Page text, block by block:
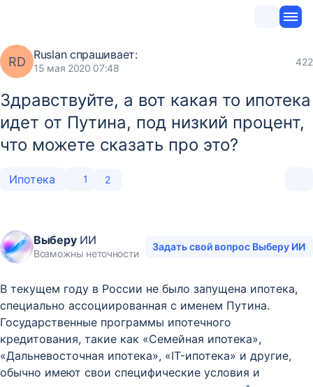
RD Ruslanспрашивает:
15 мая 2020 07:48
422
Здравствуйте, а вот какая то ипотека
идет от Путина, под низкий процент,
что можете сказать про это?
Ипотека 1 2
ВыберуИИ
Возможны неточности
Задать свой вопрос Выберу ИИ
В текущем году в России не было запущена ипотека,
специально ассоциированная с именем Путина.
Государственные программы ипотечного
кредитования, такие как «Семейная ипотека»,
«Дальневосточная ипотека», «IT-ипотека» и другие,
обычно имеют свои специфические условия и